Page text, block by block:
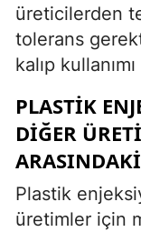
üreticilerden
tolerans
kalıp
PLASTIK
DIĞER
Plastik
üretimler için